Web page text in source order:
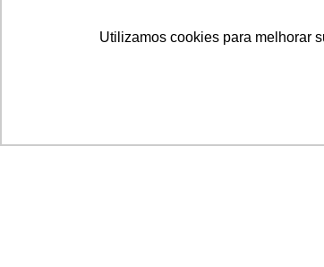
Utilizamos cookies para melhorar